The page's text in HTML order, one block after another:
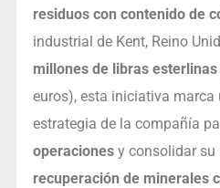
residuos con contenido de
industrial de Kent, Reino
millones de libras esterlinas
euros), esta iniciativa marca
estrategia de la compañía
operacionesy consolidar su
recuperación de minerales